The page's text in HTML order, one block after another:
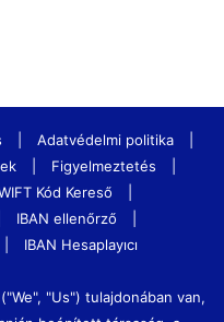
Adatvédelmi politika
Figyelmeztetés
Kód Kereső
IBAN ellenőrző
IBAN Hesaplayıcı
"Us") tulajdonában van,